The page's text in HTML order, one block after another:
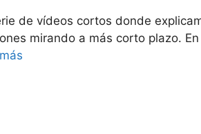
de vídeos cortos donde
mirando a más corto plazo.